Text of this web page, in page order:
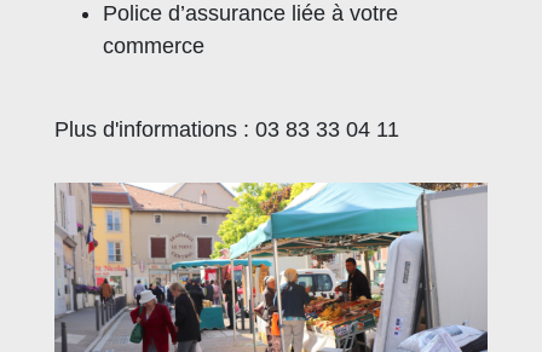
Police d’assurance liée à votre
commerce
Plus d'informations : 03 83 33 04 11